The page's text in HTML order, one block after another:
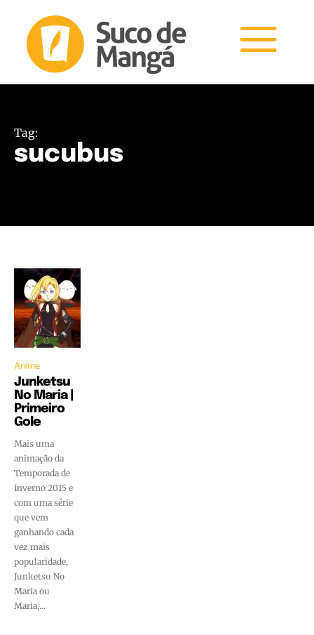
Tag:
sucubus
Anime
Junketsu
No Maria |
Primeiro
Gole
Mais uma
animação da
Temporada de
Inverno 2015 e
com uma série
que vem
ganhando cada
vez mais
popularidade,
Junketsu No
Maria ou
Maria,...